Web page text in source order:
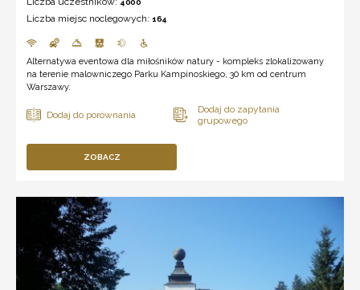
4000
Liczba miejsc noclegowych: 164
Alternatywa eventowa dla miłośników natury - kompleks zlokalizowany
na terenie malowniczego Parku Kampinoskiego, 30 km od centrum
Warszawy.
ZOBACZ